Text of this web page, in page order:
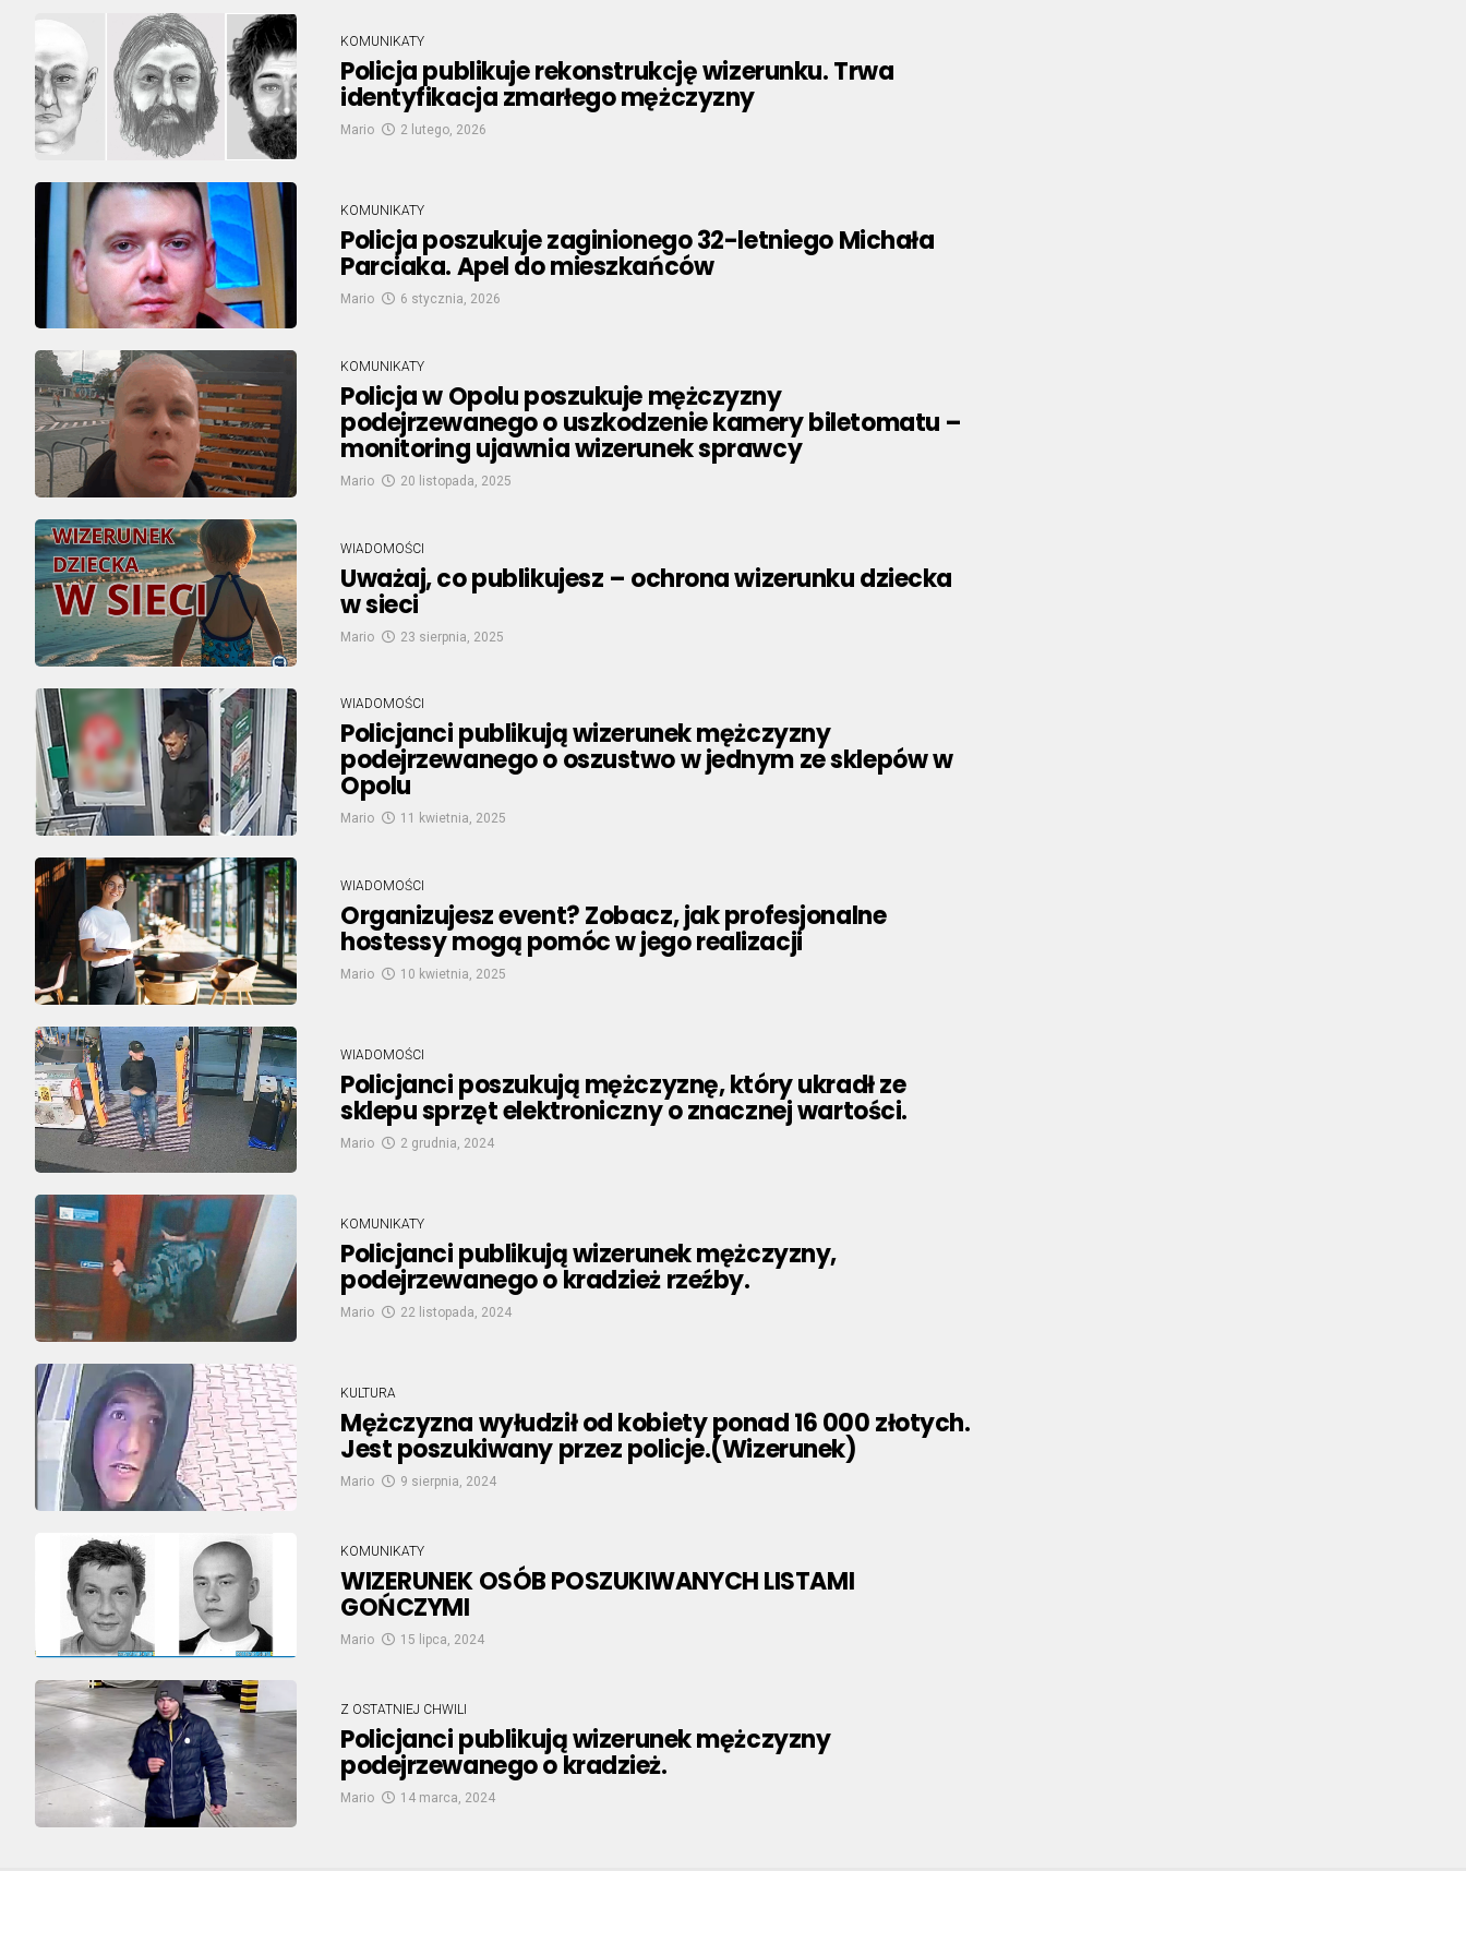
KOMUNIKATY
Policja publikuje rekonstrukcję wizerunku. Trwa
identyfikacja zmarłego mężczyzny
Mario 2 lutego, 2026
KOMUNIKATY
Policja poszukuje zaginionego 32-letniego Michała
Parciaka. Apel do mieszkańców
Mario 6 stycznia, 2026
KOMUNIKATY
Policja w Opolu poszukuje mężczyzny
podejrzewanego o uszkodzenie kamery biletomatu –
monitoring ujawnia wizerunek sprawcy
Mario 20 listopada, 2025
WIADOMOŚCI
Uważaj, co publikujesz – ochrona wizerunku dziecka
w sieci
Mario 23 sierpnia, 2025
WIADOMOŚCI
Policjanci publikują wizerunek mężczyzny
podejrzewanego o oszustwo w jednym ze sklepów w
Opolu
Mario 11 kwietnia, 2025
WIADOMOŚCI
Organizujesz event? Zobacz, jak profesjonalne
hostessy mogą pomóc w jego realizacji
Mario 10 kwietnia, 2025
WIADOMOŚCI
Policjanci poszukują mężczyznę, który ukradł ze
sklepu sprzęt elektroniczny o znacznej wartości.
Mario 2 grudnia, 2024
KOMUNIKATY
Policjanci publikują wizerunek mężczyzny,
podejrzewanego o kradzież rzeźby.
Mario 22 listopada, 2024
KULTURA
Mężczyzna wyłudził od kobiety ponad 16 000 złotych.
Jest poszukiwany przez policje.(Wizerunek)
Mario 9 sierpnia, 2024
KOMUNIKATY
WIZERUNEK OSÓB POSZUKIWANYCH LISTAMI
GOŃCZYMI
Mario 15 lipca, 2024
Z OSTATNIEJ CHWILI
Policjanci publikują wizerunek mężczyzny
podejrzewanego o kradzież.
Mario 14 marca, 2024